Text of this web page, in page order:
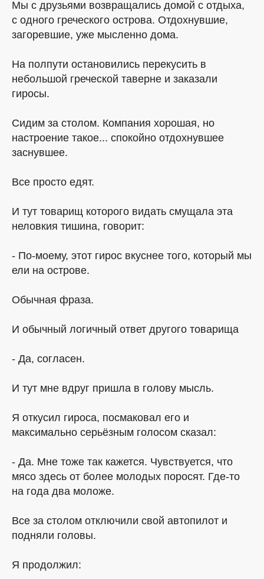
Мы с друзьями возвращались домой с отдыха,
с одного греческого острова. Отдохнувшие,
загоревшие, уже мысленно дома.
На полпути остановились перекусить в
небольшой греческой таверне и заказали
гиросы.
Сидим за столом. Компания хорошая, но
настроение такое... спокойно отдохнувшее
заснувшее.
Все просто едят.
И тут товарищ которого видать смущала эта
неловкия тишина, говорит:
- По-моему, этот гирос вкуснее того, который мы
ели на острове.
Обычная фраза.
И обычный логичный ответ другого товарища
- Да, согласен.
И тут мне вдруг пришла в голову мысль.
Я откусил гироса, посмаковал его и
максимально серьёзным голосом сказал:
- Да. Мне тоже так кажется. Чувствуется, что
мясо здесь от более молодых поросят. Где-то
на года два моложе.
Все за столом отключили свой автопилот и
подняли головы.
Я продолжил: